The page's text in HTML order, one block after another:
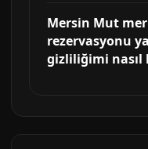
Mersin Mut
rezervasyonu
gizliliğimi